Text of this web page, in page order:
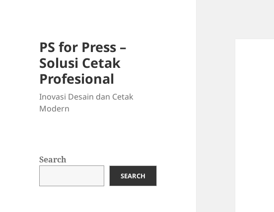
PS for Press –
Solusi Cetak
Profesional
Inovasi Desain dan Cetak
Modern
Search
SEARCH